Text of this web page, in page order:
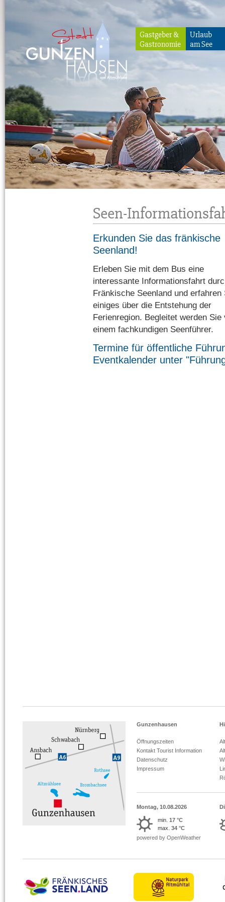
Gunzenhausen
Gastgeber &
Gastronomie
Urlaub
am See
Seen-
Erkunden Sie das fränkische
Seenland!
Erleben Sie mit dem Bus eine
interessante Informationsfahrt
Fränkische Seenland und erfahren
einiges über die Entstehung der
Ferienregion. Begleitet werden Sie
einem fachkundigen Seenführer.
Termine für öffentliche
Eventkalender unter
Gunzenhausen
Öffnungszeiten
Kontakt Tourist Information
Datenschutz
Impressum
Montag, 10.08.2026
min. 17 °C
max. 34 °C
powered by OpenWeather